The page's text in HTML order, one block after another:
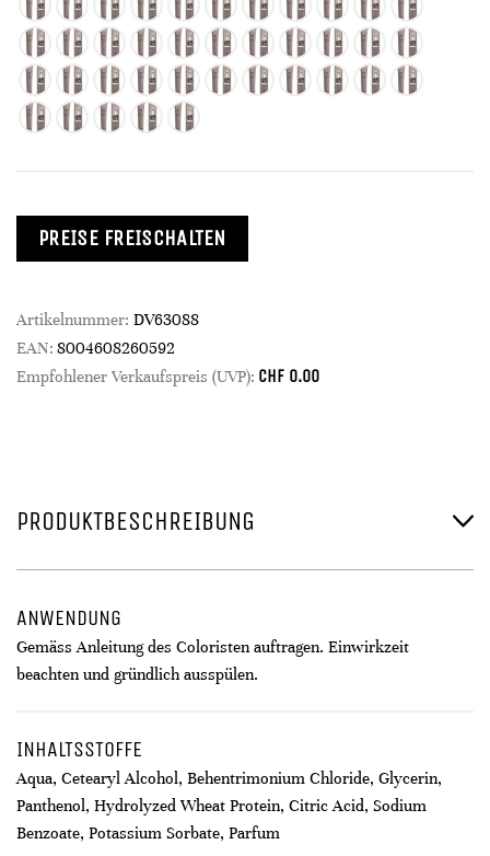
PREISE FREISCHALTEN
Artikelnummer: DV63088
EAN: 8004608260592
Empfohlener Verkaufspreis (UVP): CHF 0.00
PRODUKTBESCHREIBUNG
ANWENDUNG
Gemäss Anleitung des Coloristen auftragen. Einwirkzeit
beachten und gründlich ausspülen.
INHALTSSTOFFE
Aqua, Cetearyl Alcohol, Behentrimonium Chloride, Glycerin,
Panthenol, Hydrolyzed Wheat Protein, Citric Acid, Sodium
Benzoate, Potassium Sorbate, Parfum